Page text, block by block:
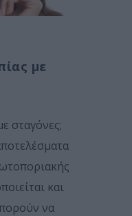
με
σταγόνες;
και
να